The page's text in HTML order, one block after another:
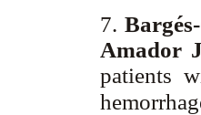
7.
Amador
patients